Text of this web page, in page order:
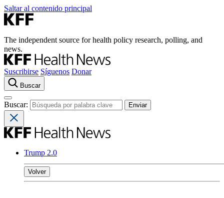
Saltar al contenido principal
The independent source for health policy research, polling, and
news.
Suscribirse Síguenos Donar
Buscar
Buscar:
Trump 2.0
Volver